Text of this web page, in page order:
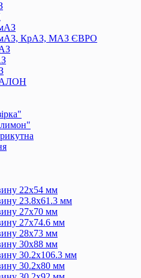
КрАЗ, МАЗ ЄВРО
22х54 мм
23.8х61.3 мм
27х70 мм
27х74.6 мм
28х73 мм
30х88 мм
30.2х106.3 мм
30.2х80 мм